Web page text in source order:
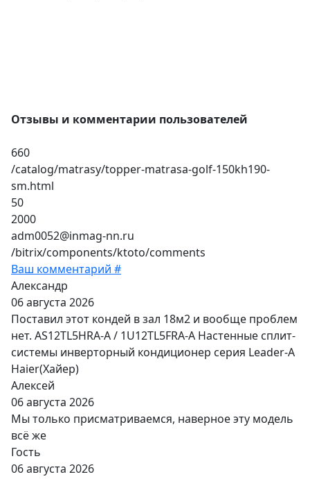
Отзывы и комментарии пользователей
660
/catalog/matrasy/topper-matrasa-golf-150kh190-
sm.html
50
2000
adm0052@inmag-nn.ru
/bitrix/components/ktoto/comments
Ваш комментарий #
Александр
06 августа 2026
Поставил этот кондей в зал 18м2 и вообще проблем
нет. AS12TL5HRA-A / 1U12TL5FRA-A Настенные сплит-
системы инверторный кондиционер серия Leader-A
Haier(Хайер)
Алексей
06 августа 2026
Мы только присматриваемся, наверное эту модель
всё же
Гость
06 августа 2026